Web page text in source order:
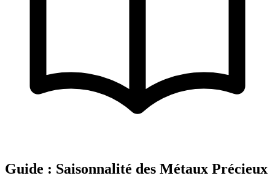
Guide : Saisonnalité des Métaux Précieux